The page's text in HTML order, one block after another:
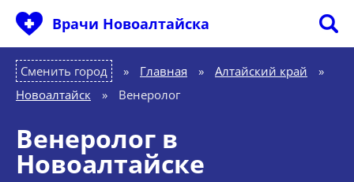
Врачи Новоалтайска
Сменить город Главная » Алтайский край
»
Новоалтайск
» Венеролог
Венеролог в
Новоалтайске